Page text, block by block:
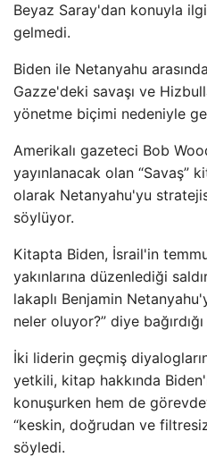
Beyaz Saray'dan konuyla
gelmedi.
Biden ile Netanyahu
Gazze'deki savaşı ve
yönetme biçimi nedeniyle
Amerikalı gazeteci Bob
yayınlanacak olan “Savaş”
olarak Netanyahu'yu
söylüyor.
Kitapta Biden, İsrail'in
yakınlarına düzenlediği
lakaplı Benjamin
neler oluyor?” diye
İki liderin geçmiş
yetkili, kitap hakkında
konuşurken hem de
“keskin, doğrudan ve filtresiz
söyledi.